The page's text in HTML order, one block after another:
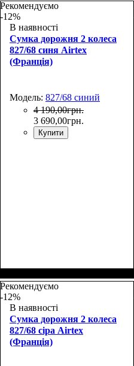
Рекомендуємо
-12%
В наявності
Сумка дорожня 2 колеса
827/68 синя Airtex
(Франція)
Модель: 827/68 синий
4 190,00грн.
3 690,00грн.
Купити
68х36х32
Рекомендуємо
-12%
В наявності
Сумка дорожня 2 колеса
827/68 сіра Airtex
(Франція)